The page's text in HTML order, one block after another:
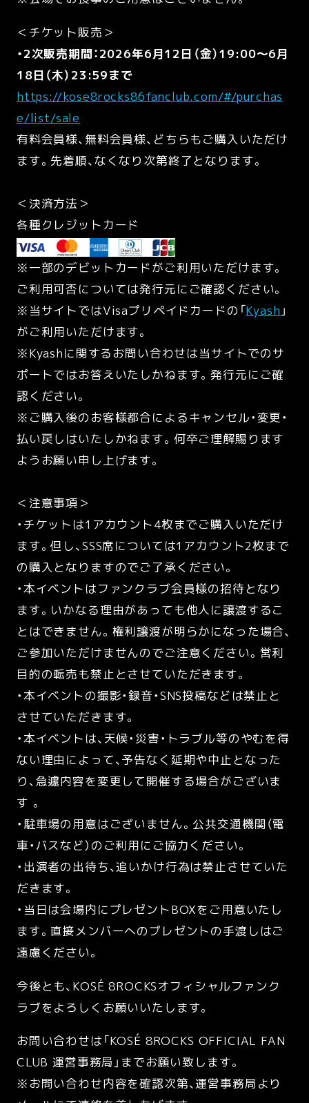
＜チケット販売＞
・2次販売期間：2026年6月12日（金）19:00～6月
18日（木）23:59まで
https://kose8rocks86fanclub.com/#/purchas
e/list/sale
有料会員様、無料会員様、どちらもご購入いただけ
ます。先着順、なくなり次第終了となります。
＜決済方法＞
各種クレジットカード
※一部のデビットカードがご利用いただけます。
ご利用可否については発行元にご確認ください。
※当サイトではVisaプリペイドカードの「Kyash 」
がご利用いただけます。
※Kyashに関するお問い合わせは当サイトでのサ
ポートではお答えいたしかねます。発行元にご確
認ください。
※ご購入後のお客様都合によるキャンセル・変更・
払い戻しはいたしかねます。何卒ご理解賜ります
ようお願い申し上げます。
＜注意事項＞
・チケットは1アカウント4枚までご購入いただけ
ます。但し、SSS席については1アカウント2枚まで
の購入となりますのでご了承ください。
・本イベントはファンクラブ会員様の招待となり
ます。いかなる理由があっても他人に譲渡するこ
とはできません。権利譲渡が明らかになった場合、
ご参加いただけませんのでご注意ください。営利
目的の転売も禁止とさせていただきます。
・本イベントの撮影・録音・SNS投稿などは禁止と
させていただきます。
・本イベントは、天候・災害・トラブル等のやむを得
ない理由によって、予告なく延期や中止となった
り、急遽内容を変更して開催する場合がございま
す 。
・駐車場の用意はございません。公共交通機関（電
車・バスなど）のご利用にご協力ください。
・出演者の出待ち、追いかけ行為は禁止させていた
だきます。
・当日は会場内にプレゼントBOXをご用意いたし
ます。直接メンバーへのプレゼントの手渡しはご
遠慮ください。
今後とも、KOSÉ 8ROCKSオフィシャルファンク
ラブをよろしくお願いいたします。
お問い合わせは「KOSÉ 8ROCKS OFFICIAL FAN
CLUB 運営事務局」までお願い致します。
※お問い合わせ内容を確認次第、運営事務局より